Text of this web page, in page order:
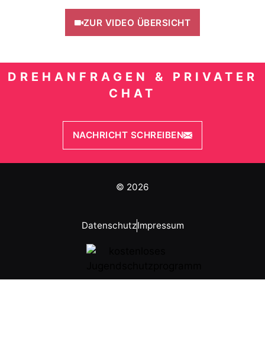
ZUR VIDEO ÜBERSICHT
DREHANFRAGEN & PRIVATER
CHAT
NACHRICHT SCHREIBEN
© 2026
DatenschutzImpressum